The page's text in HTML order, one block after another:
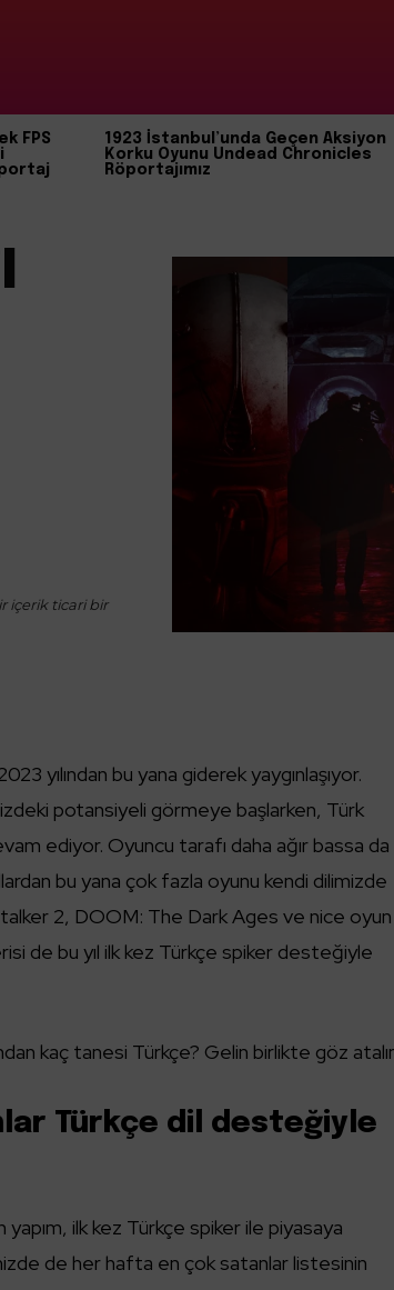
FPS
1923 İstanbul’unda Geçen Aksiyon
Korku Oyunu Undead Chronicles
Röportajımız
içerik ticari bir
yılından bu yana giderek yaygınlaşıyor.
potansiyeli görmeye başlarken, Türk
ediyor. Oyuncu tarafı daha ağır bassa da
bu yana çok fazla oyunu kendi dilimizde
2, DOOM: The Dark Ages ve nice oyun
de bu yıl ilk kez Türkçe spiker desteğiyle
kaç tanesi Türkçe? Gelin birlikte göz
Türkçe dil desteğiyle
ilk kez Türkçe spiker ile piyasaya
de her hafta en çok satanlar listesinin